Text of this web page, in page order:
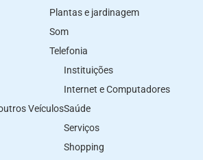
Plantas e jardinagem
Som
Telefonia
Veículos
Instituições
Internet e Computadores
Saúde
Serviços
Shopping